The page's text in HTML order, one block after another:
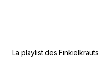
La playlist des Finkielkrauts